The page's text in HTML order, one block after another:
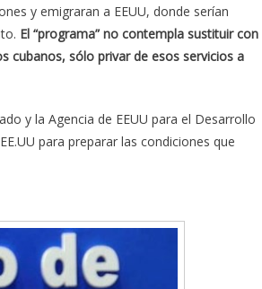
y emigraran a EEUU, donde serían
El “programa” no contempla sustituir con
cubanos, sólo privar de esos servicios a
y la Agencia de EEUU para el Desarrollo
para preparar las condiciones que